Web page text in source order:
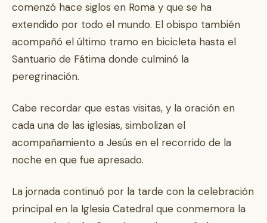
comenzó hace siglos en Roma y que se ha
extendido por todo el mundo. El obispo también
acompañó el último tramo en bicicleta hasta el
Santuario de Fátima donde culminó la
peregrinación.
Cabe recordar que estas visitas, y la oración en
cada una de las iglesias, simbolizan el
acompañamiento a Jesús en el recorrido de la
noche en que fue apresado.
La jornada continuó por la tarde con la celebración
principal en la Iglesia Catedral que conmemora la